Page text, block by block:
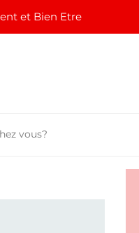
et Bien Etre